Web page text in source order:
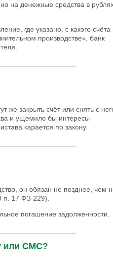
на денежные средства в
где указано, с какого счёта
производстве», банк
же закрыть счёт или снять с
и ущемило бы интересы
карается по закону.
он обязан не позднее, чем
п. 17 ФЗ-229).
погашение задолженности.
или СМС?